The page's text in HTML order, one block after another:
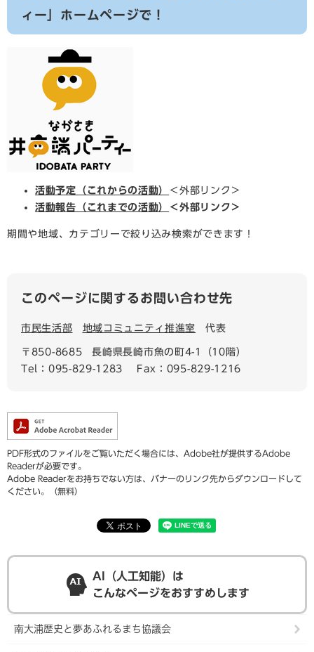
ィー」ホームページで！
活動予定（これからの活動）
＜外部リンク＞
活動報告（これまでの活動）
＜外部リンク＞
期間や地域、カテゴリーで絞り込み検索ができます！
このページに関するお問い合わせ先
市民生活部 地域コミュニティ推進室 代表
〒850-8685
長崎県長崎市魚の町4-1（10階）
Tel：095-829-1283
Fax：095-829-1216
PDF形式のファイルをご覧いただく場合には、Adobe社が提供するAdobe
Readerが必要です。
Adobe Readerをお持ちでない方は、バナーのリンク先からダウンロードして
ください。（無料）
AI（人工知能）は
こんなページをおすすめします
南大浦歴史と夢あふれるまち協議会